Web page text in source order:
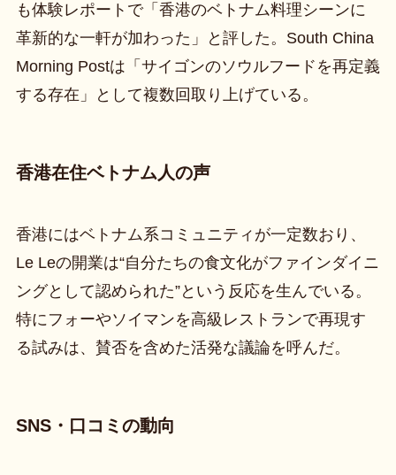
も体験レポートで「香港のベトナム料理シーンに
革新的な一軒が加わった」と評した。South China
Morning Postは「サイゴンのソウルフードを再定義
する存在」として複数回取り上げている。
香港在住ベトナム人の声
香港にはベトナム系コミュニティが一定数おり、
Le Leの開業は“自分たちの食文化がファインダイニ
ングとして認められた”という反応を生んでいる。
特にフォーやソイマンを高級レストランで再現す
る試みは、賛否を含めた活発な議論を呼んだ。
SNS・口コミの動向